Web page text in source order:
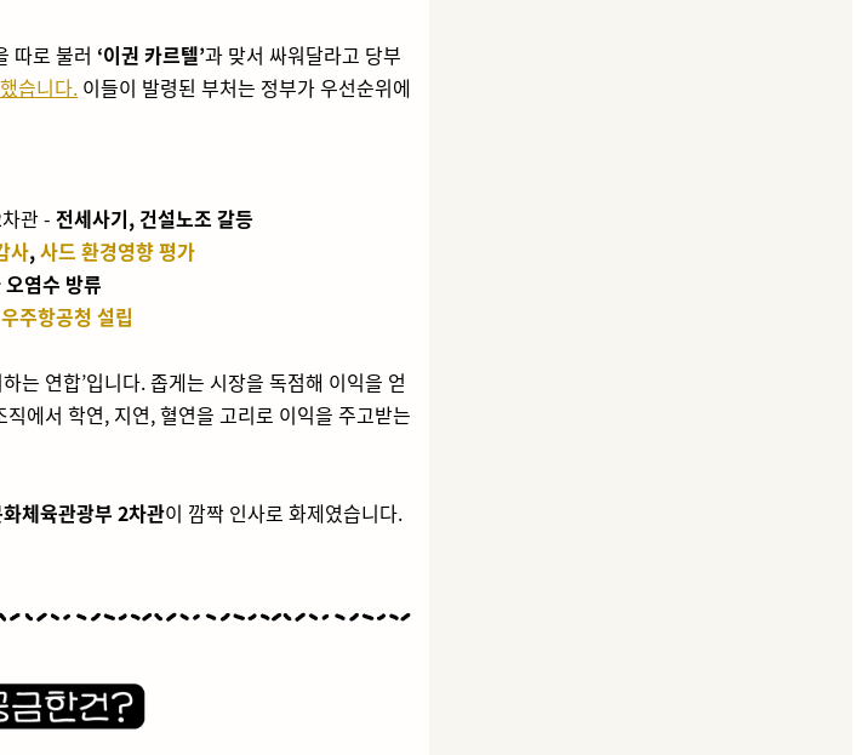
따로 불러 ‘이권 카르텔’과 맞서 싸워달라고 당부
습니다. 이들이 발령된 부처는 정부가 우선순위에
관 - 전세사기, 건설노조 갈등
사,사드 환경영향 평가
염수 방류
우주항공청 설립
는 연합’입니다. 좁게는 시장을 독점해 이익을 얻
에서 학연, 지연, 혈연을 고리로 이익을 주고받는
체육관광부 2차관이 깜짝 인사로 화제였습니다.